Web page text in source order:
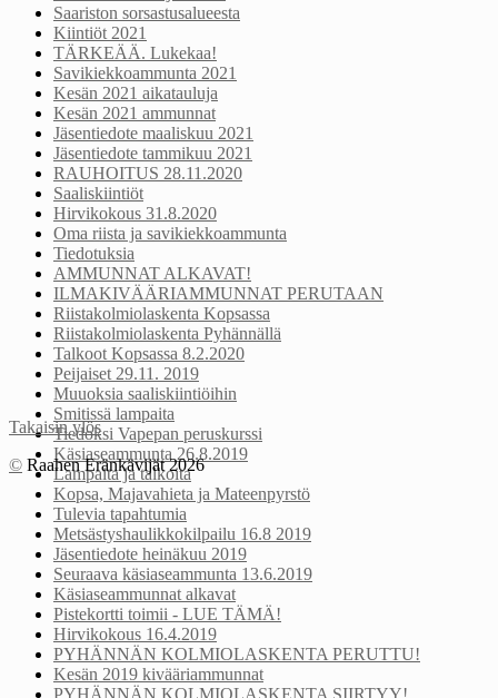
Saariston sorsastusalueesta
Kiintiöt 2021
TÄRKEÄÄ. Lukekaa!
Savikiekkoammunta 2021
Kesän 2021 aikatauluja
Kesän 2021 ammunnat
Jäsentiedote maaliskuu 2021
Jäsentiedote tammikuu 2021
RAUHOITUS 28.11.2020
Saaliskiintiöt
Hirvikokous 31.8.2020
Oma riista ja savikiekkoammunta
Tiedotuksia
AMMUNNAT ALKAVAT!
ILMAKIVÄÄRIAMMUNNAT PERUTAAN
Riistakolmiolaskenta Kopsassa
Riistakolmiolaskenta Pyhännällä
Talkoot Kopsassa 8.2.2020
Peijaiset 29.11. 2019
Muuoksia saaliskiintiöihin
Smitissä lampaita
Tiedoksi Vapepan peruskurssi
Käsiaseammunta 26.8.2019
Lampaita ja talkoita
Kopsa, Majavahieta ja Mateenpyrstö
Tulevia tapahtumia
Metsästyshaulikkokilpailu 16.8 2019
Jäsentiedote heinäkuu 2019
Seuraava käsiaseammunta 13.6.2019
Käsiaseammunnat alkavat
Pistekortti toimii - LUE TÄMÄ!
Hirvikokous 16.4.2019
PYHÄNNÄN KOLMIOLASKENTA PERUTTU!
Kesän 2019 kivääriammunnat
PYHÄNNÄN KOLMIOLASKENTA SIIRTYY!
Takaisin ylös
© Raahen Eränkävijät 2026